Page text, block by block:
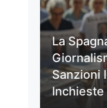
La
Sanzioni
Inchieste